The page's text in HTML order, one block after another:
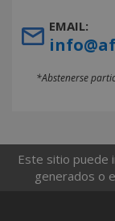
EMAIL:
*Abstenerse
Este sitio puede
generados o